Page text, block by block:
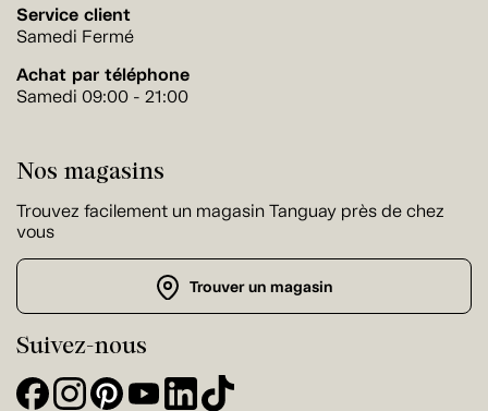
Service client
Samedi Fermé
Achat par téléphone
Samedi 09:00 - 21:00
Nos magasins
Trouvez facilement un magasin Tanguay près de chez
vous
Trouver un magasin
Suivez-nous